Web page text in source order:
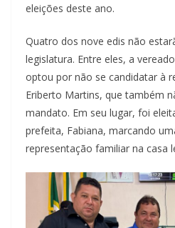
eleições deste ano.
Quatro dos nove edis não
legislatura. Entre eles, a
optou por não se candidatar à
Eriberto Martins, que também
mandato. Em seu lugar, foi
prefeita, Fabiana, marcando
representação familiar na casa